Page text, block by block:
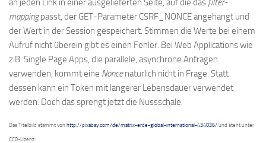
an jeden Link in einer ausgelieferten Seite, auf die das filter-
mappingpasst, der GET-Parameter CSRF_NONCE angehängt und
der Wert in der Session gespeichert. Stimmen die Werte bei einem
Aufruf nicht überein gibt es einen Fehler. Bei Web Applications wie
z.B. Single Page Apps, die parallele, asynchrone Anfragen
verwenden, kommt eine Noncenatürlich nicht in Frage. Statt
dessen kann ein Token mit längerer Lebensdauer verwendet
werden. Doch das sprengt jetzt die Nussschale.
Das Titelbild stammt von http://pixabay.com/de/matrix-erde-global-international-434036/ und steht unter
CC0-Lizenz.